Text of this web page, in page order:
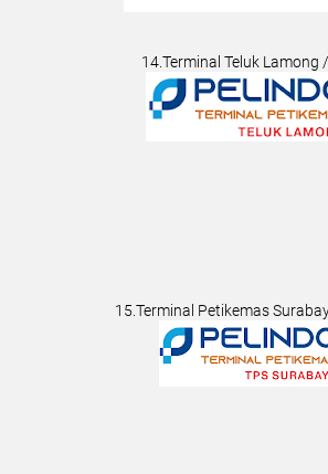
14.Terminal Teluk Lamong /
15.Terminal Petikemas